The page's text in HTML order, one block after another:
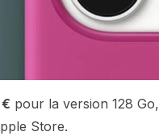
pour la version 128 Go,
Store.